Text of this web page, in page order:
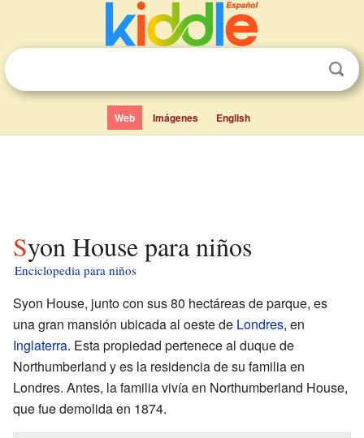
Web Imágenes English
Syon House para niños
Enciclopedia para niños
Syon House, junto con sus 80 hectáreas de parque, es
una gran mansión ubicada al oeste de Londres, en
Inglaterra. Esta propiedad pertenece al duque de
Northumberland y es la residencia de su familia en
Londres. Antes, la familia vivía en Northumberland House,
que fue demolida en 1874.